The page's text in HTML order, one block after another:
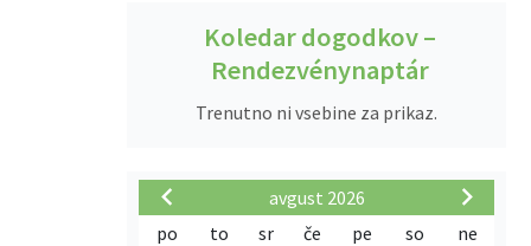
Koledar dogodkov –
Rendezvénynaptár
Trenutno ni vsebine za prikaz.
avgust 2026
po
to sr če pe so ne